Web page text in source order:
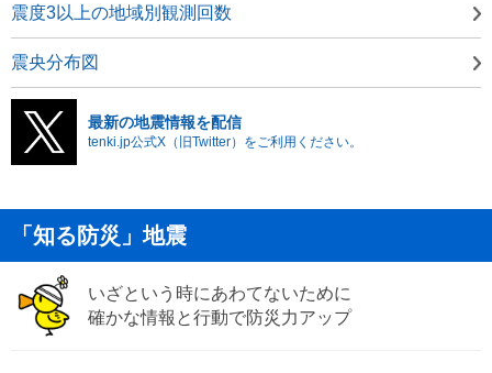
震度3以上の地域別観測回数
震央分布図
最新の地震情報を配信
tenki.jp公式X（旧Twitter）をご利用ください。
「知る防災」地震
いざという時にあわてないために
確かな情報と行動で防災力アップ